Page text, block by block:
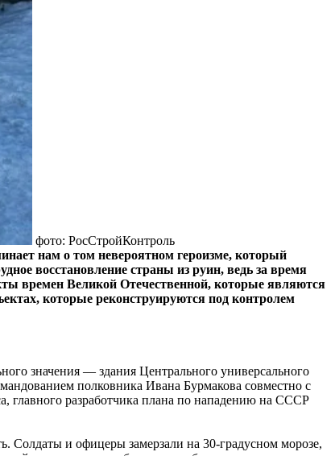
фото: РосСтройКонтроль
нам о том невероятном героизме, который
восстановление страны из руин, ведь за время
времен Великой Отечественной, которые являются
которые реконструируются под контролем
значения — здания Центрального универсального
полковника Ивана Бурмакова совместно с
главного разработчика плана по нападению на СССР
Солдаты и офицеры замерзали на 30-градусном морозе,